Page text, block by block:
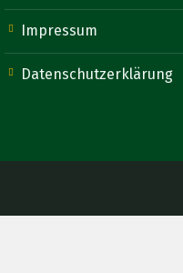
Impressum
Datenschutzerklärung